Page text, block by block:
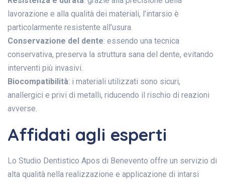
lavorazione e alla qualità dei materiali, l’intarsio è
particolarmente resistente all’usura.
Conservazione del dente: essendo una tecnica
conservativa, preserva la struttura sana del dente, evitando
interventi più invasivi.
Biocompatibilità: i materiali utilizzati sono sicuri,
anallergici e privi di metalli, riducendo il rischio di reazioni
avverse.
Affidati agli esperti
Lo Studio Dentistico Apos di Benevento offre un servizio di
alta qualità nella realizzazione e applicazione di intarsi